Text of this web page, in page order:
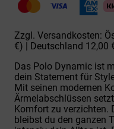
405
Menge
Zzgl. Versandkosten:
€) | Deutschland 12,00
Das Polo Dynamic ist
dein Statement für
Mit seinen modernen
Ärmelabschlüssen
Komfort zu verzichten.
bleibst du den ganzen